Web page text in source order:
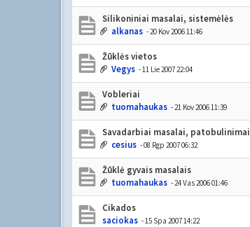
Silikoniniai masalai, sistemėlės
alkanas - 20 Kov 2006 11:46
Žūklės vietos
Vegys - 11 Lie 2007 22:04
Vobleriai
tuomahaukas - 21 Kov 2006 11:39
Savadarbiai masalai, patobulinimai
cesius - 08 Rgp 2007 06:32
Žūklė gyvais masalais
tuomahaukas - 24 Vas 2006 01:46
Cikados
saciokas - 15 Spa 2007 14:22